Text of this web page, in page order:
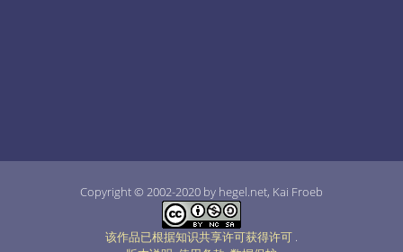
Copyright © 2002-2020 by hegel.net, Kai Froeb
该作品已根据知识共享许可获得许可 .